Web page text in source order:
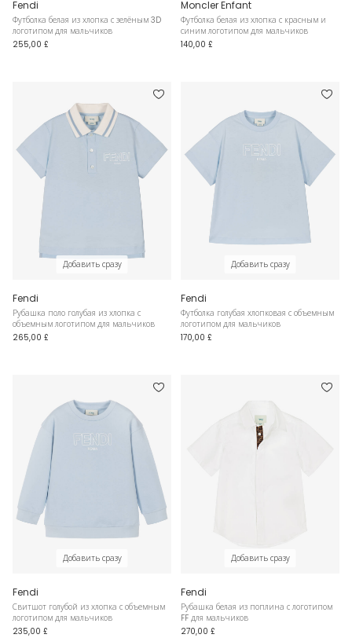
Fendi
Футболка белая из хлопка с зелёным 3D
логотипом для мальчиков
255,00 £
Moncler Enfant
Футболка белая из хлопка с красным и
синим логотипом для мальчиков
140,00 £
Добавить сразу
Fendi
Рубашка поло голубая из хлопка с
объемным логотипом для мальчиков
265,00 £
Добавить сразу
Fendi
Футболка голубая хлопковая с объемным
логотипом для мальчиков
170,00 £
Добавить сразу
Fendi
Свитшот голубой из хлопка с объемным
логотипом для мальчиков
235,00 £
Добавить сразу
Fendi
Рубашка белая из поплина с логотипом
FF для мальчиков
270,00 £